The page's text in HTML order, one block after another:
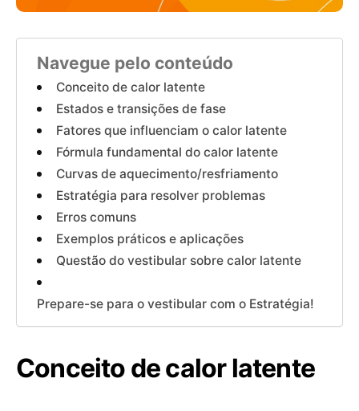
Navegue pelo conteúdo
Conceito de calor latente
Estados e transições de fase
Fatores que influenciam o calor latente
Fórmula fundamental do calor latente
Curvas de aquecimento/resfriamento
Estratégia para resolver problemas
Erros comuns
Exemplos práticos e aplicações
Questão do vestibular sobre calor latente
Prepare-se para o vestibular com o Estratégia!
Conceito de calor latente